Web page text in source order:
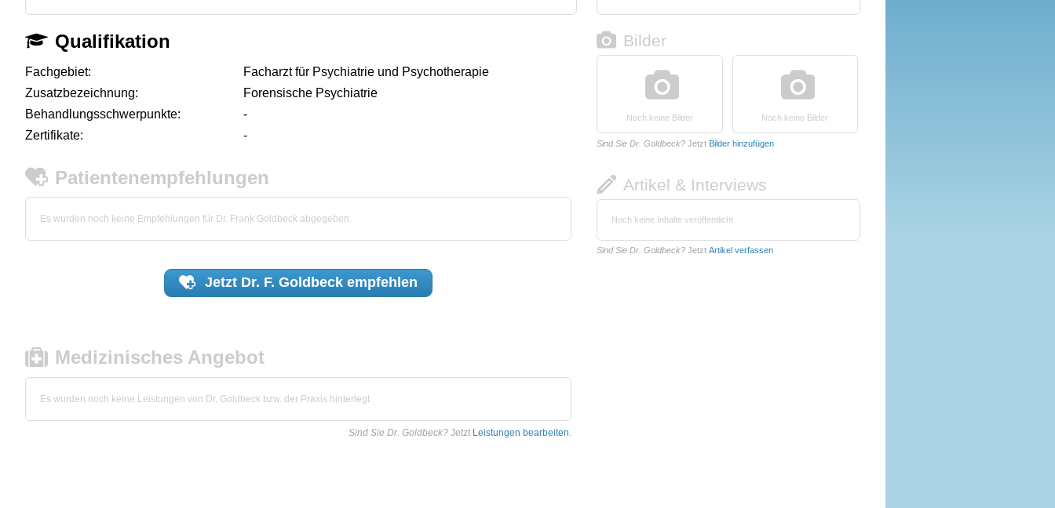
Qualifikation
Fachgebiet:
Facharzt für Psychiatrie und Psychotherapie
Zusatzbezeichnung:
Forensische Psychiatrie
Behandlungsschwerpunkte:
-
Zertifikate:
-
Patientenempfehlungen
Es wurden noch keine Empfehlungen für Dr. Frank Goldbeck abgegeben.
Jetzt Dr. F. Goldbeck empfehlen
Medizinisches Angebot
Es wurden noch keine Leistungen von Dr. Goldbeck bzw. der Praxis hinterlegt.
Sind Sie Dr. Goldbeck? Jetzt Leistungen bearbeiten.
Bilder
Noch keine Bilder Noch keine Bilder
Sind Sie Dr. Goldbeck? Jetzt Bilder hinzufügen
Artikel & Interviews
Noch keine Inhalte veröffentlicht
Sind Sie Dr. Goldbeck? Jetzt Artikel verfassen